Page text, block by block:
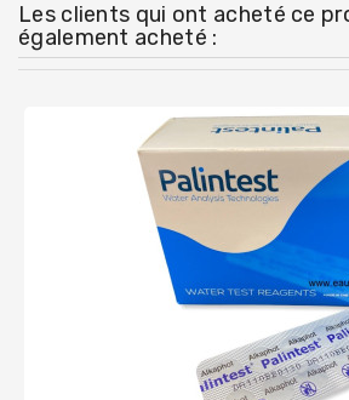
Les clients qui ont acheté ce
également acheté :